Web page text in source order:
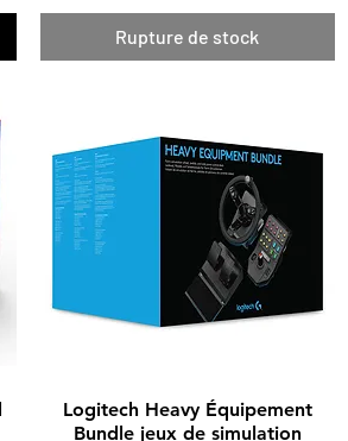
Rupture de stock
Aperçu rapide
Logitech Heavy Équipement
Bundle jeux de simulation